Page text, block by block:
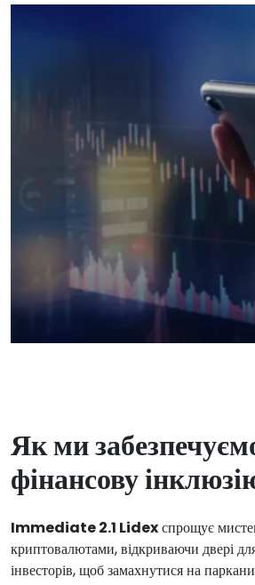
Як ми
фінансову
Immediate 2.1 Lidexспрощує
криптовалютами, відкриваючи двері
інвесторів, щоб замахнутися на